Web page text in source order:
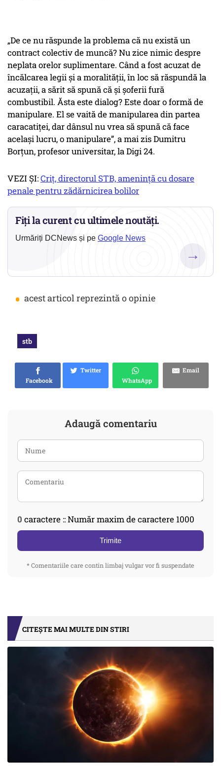
„De ce nu răspunde la problema că nu există un
contract colectiv de muncă? Nu zice nimic despre
neplata orelor suplimentare. Când a fost acuzat de
încălcarea legii și a moralității, în loc să răspundă la
acuzații, a sărit să spună că și șoferii fură
combustibil. Ăsta este dialog? Este doar o formă de
manipulare. El se vaită de manipularea din partea
caracatiței, dar dânsul nu vrea să spună că face
același lucru, o manipulare”, a mai zis Dumitru
Borțun, profesor universitar, la Digi 24.
VEZI ȘI:Criț, directorul STB, amenință cu dosare
penale pentru zădărnicirea bolilor
Fiți la curent cu ultimele noutăți.
Urmăriți DCNews și pe Google News
→
• acest articol reprezintă o opinie
stb
Facebook
Twitter
WhatsApp
Email
Adaugă comentariu
0 caractere :: Număr maxim de caractere 1000
Trimite
* Comentariile care contin limbaj vulgar vor fi suspendate
CITEȘTE MAI MULTE DIN STIRI